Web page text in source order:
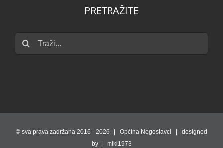
PRETRAŽITE
Traži...
© sva prava zadržana 2016 - 2026 | Općina Negoslavci | designed
by | miki1973